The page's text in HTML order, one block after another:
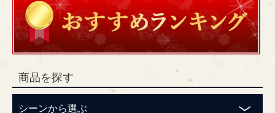
商品を探す
シーンから選ぶ